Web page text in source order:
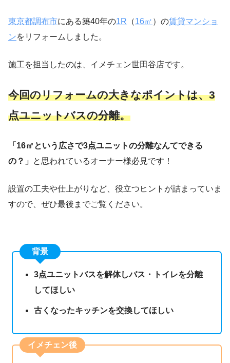
東京都調布市にある築40年の1R （16㎡ ）の賃貸マンショ
ンをリフォームしました。
施工を担当したのは、イメチェン世田谷店です。
今回のリフォームの大きなポイントは、3
点ユニットバスの分離。
「16㎡という広さで3点ユニットの分離なんてできる
の？」 と思われているオーナー様必見です！
設置の工夫や仕上がりなど、役立つヒントが詰まっていま
すので、ぜひ最後までご覧ください。
背景
3点ユニットバスを解体しバス・トイレを分離
してほしい
古くなったキッチンを交換してほしい
イメチェン後